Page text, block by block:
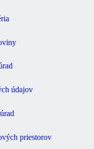
údajov
priestorov